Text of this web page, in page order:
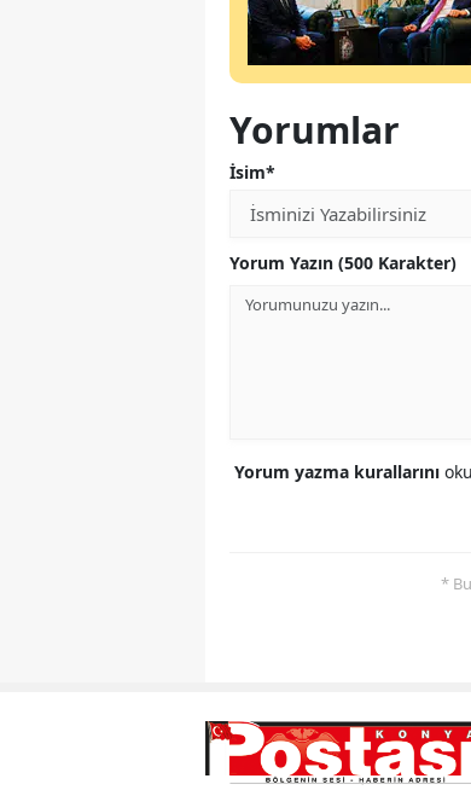
Yorumlar
İsim*
Yorum Yazın (500 Karakter)
Yorum yazma kurallarını
*